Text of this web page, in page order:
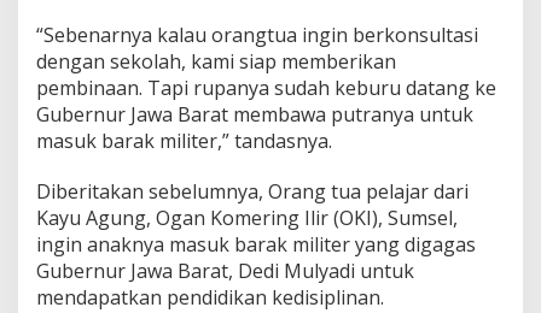
“Sebenarnya kalau orangtua ingin berkonsultasi
dengan sekolah, kami siap memberikan
pembinaan. Tapi rupanya sudah keburu datang ke
Gubernur Jawa Barat membawa putranya untuk
masuk barak militer,” tandasnya.
Diberitakan sebelumnya, Orang tua pelajar dari
Kayu Agung, Ogan Komering Ilir (OKI), Sumsel,
ingin anaknya masuk barak militer yang digagas
Gubernur Jawa Barat, Dedi Mulyadi untuk
mendapatkan pendidikan kedisiplinan.